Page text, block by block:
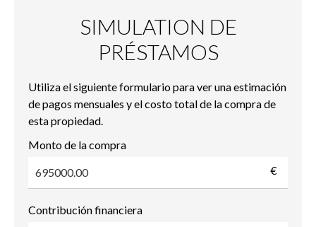
SIMULATION DE
PRÉSTAMOS
Utiliza el siguiente formulario para ver una estimación
de pagos mensuales y el costo total de la compra de
esta propiedad.
Monto de la compra
€
Contribución financiera